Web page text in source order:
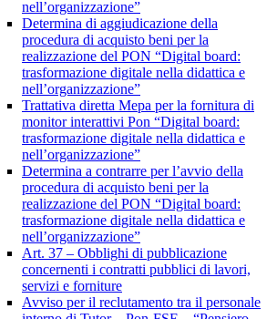
nell’organizzazione”
Determina di aggiudicazione della
procedura di acquisto beni per la
realizzazione del PON “Digital board:
trasformazione digitale nella didattica e
nell’organizzazione”
Trattativa diretta Mepa per la fornitura di
monitor interattivi Pon “Digital board:
trasformazione digitale nella didattica e
nell’organizzazione”
Determina a contrarre per l’avvio della
procedura di acquisto beni per la
realizzazione del PON “Digital board:
trasformazione digitale nella didattica e
nell’organizzazione”
Art. 37 – Obblighi di pubblicazione
concernenti i contratti pubblici di lavori,
servizi e forniture
Avviso per il reclutamento tra il personale